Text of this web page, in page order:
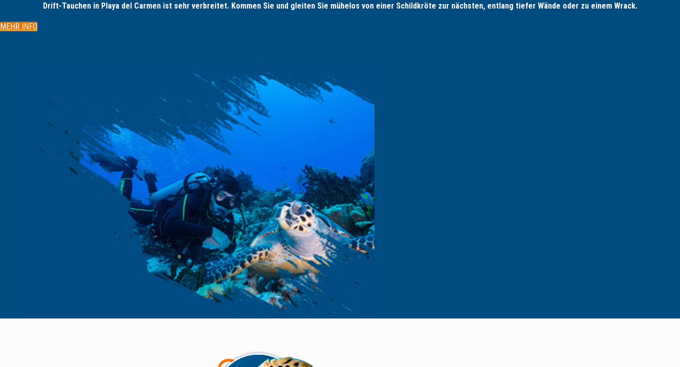
Drift-Tauchen in Playa del Carmen ist sehr verbreitet. Kommen Sie und gleiten Sie mühelos von einer Schildkröte zur nächsten, entlang tiefer Wände oder zu einem Wrack.
MEHR INFO